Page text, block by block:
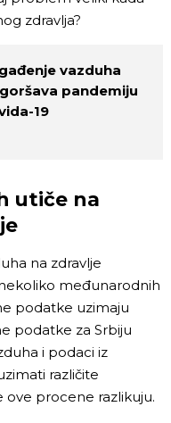
zdravlja?
vazduha
pandemiju
19
utiče na
na zdravlje
međunarodnih
podatke uzimaju
podatke za Srbiju
i podaci iz
različite
ove procene razlikuju.